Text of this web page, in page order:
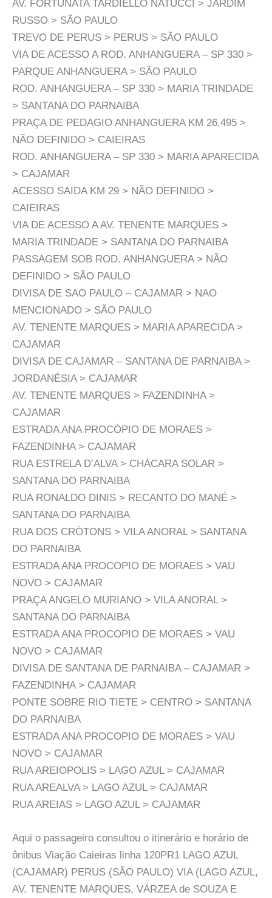
AV. FORTUNATA TARDIELLO NATUCCI > JARDIM
RUSSO > SÃO PAULO
TREVO DE PERUS > PERUS > SÃO PAULO
VIA DE ACESSO A ROD. ANHANGUERA – SP 330 >
PARQUE ANHANGUERA > SÃO PAULO
ROD. ANHANGUERA – SP 330 > MARIA TRINDADE
> SANTANA DO PARNAIBA
PRAÇA DE PEDAGIO ANHANGUERA KM 26,495 >
NÃO DEFINIDO > CAIEIRAS
ROD. ANHANGUERA – SP 330 > MARIA APARECIDA
> CAJAMAR
ACESSO SAIDA KM 29 > NÃO DEFINIDO >
CAIEIRAS
VIA DE ACESSO A AV. TENENTE MARQUES >
MARIA TRINDADE > SANTANA DO PARNAIBA
PASSAGEM SOB ROD. ANHANGUERA > NÃO
DEFINIDO > SÃO PAULO
DIVISA DE SAO PAULO – CAJAMAR > NAO
MENCIONADO > SÃO PAULO
AV. TENENTE MARQUES > MARIA APARECIDA >
CAJAMAR
DIVISA DE CAJAMAR – SANTANA DE PARNAIBA >
JORDANÉSIA > CAJAMAR
AV. TENENTE MARQUES > FAZENDINHA >
CAJAMAR
ESTRADA ANA PROCÓPIO DE MORAES >
FAZENDINHA > CAJAMAR
RUA ESTRELA D’ALVA > CHÁCARA SOLAR >
SANTANA DO PARNAIBA
RUA RONALDO DINIS > RECANTO DO MANÉ >
SANTANA DO PARNAIBA
RUA DOS CRÓTONS > VILA ANORAL > SANTANA
DO PARNAIBA
ESTRADA ANA PROCOPIO DE MORAES > VAU
NOVO > CAJAMAR
PRAÇA ANGELO MURIANO > VILA ANORAL >
SANTANA DO PARNAIBA
ESTRADA ANA PROCOPIO DE MORAES > VAU
NOVO > CAJAMAR
DIVISA DE SANTANA DE PARNAIBA – CAJAMAR >
FAZENDINHA > CAJAMAR
PONTE SOBRE RIO TIETE > CENTRO > SANTANA
DO PARNAIBA
ESTRADA ANA PROCOPIO DE MORAES > VAU
NOVO > CAJAMAR
RUA AREIOPOLIS > LAGO AZUL > CAJAMAR
RUA AREALVA > LAGO AZUL > CAJAMAR
RUA AREIAS > LAGO AZUL > CAJAMAR
Aqui o passageiro consultou o itinerário e horário de
ônibus Viação Caieiras linha 120PR1 LAGO AZUL
(CAJAMAR) PERUS (SÃO PAULO) VIA (LAGO AZUL,
AV. TENENTE MARQUES, VÁRZEA de SOUZA E